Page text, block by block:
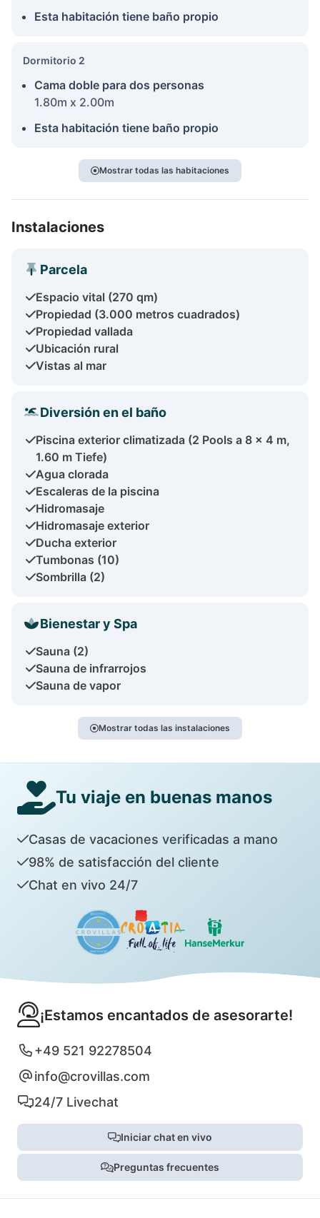
Esta habitación tiene baño propio
Dormitorio 2
Cama doble para dos personas
1.80m x 2.00m
Esta habitación tiene baño propio
Mostrar todas las habitaciones
Instalaciones
Parcela
Espacio vital (270 qm)
Propiedad (3.000 metros cuadrados)
Propiedad vallada
Ubicación rural
Vistas al mar
Diversión en el baño
Piscina exterior climatizada (2 Pools a 8 x 4 m,
1.60 m Tiefe)
Agua clorada
Escaleras de la piscina
Hidromasaje
Hidromasaje exterior
Ducha exterior
Tumbonas (10)
Sombrilla (2)
Bienestar y Spa
Sauna (2)
Sauna de infrarrojos
Sauna de vapor
Mostrar todas las instalaciones
Tu viaje en buenas manos
Casas de vacaciones verificadas a mano
98% de satisfacción del cliente
Chat en vivo 24/7
¡Estamos encantados de asesorarte!
+49 521 92278504
info@crovillas.com
24/7 Livechat
Iniciar chat en vivo
Preguntas frecuentes